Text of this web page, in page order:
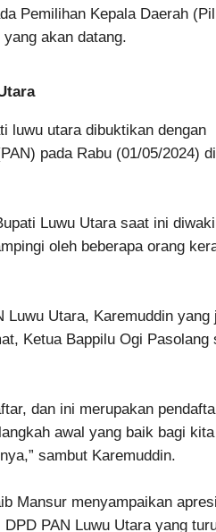
Pemilihan Kepala Daerah
akan datang.
luwu utara dibuktikan dengan
pada Rabu (01/05/2024) di
Luwu Utara saat ini
oleh beberapa orang
Luwu Utara, Karemuddin yang
Ketua Bappilu Ogi Pasolang
dan ini merupakan
awal yang baik bagi kita
sambut Karemuddin.
Mansur menyampaikan
PAN Luwu Utara yang